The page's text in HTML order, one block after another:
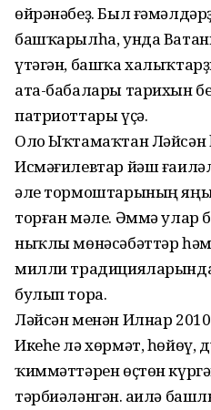
өйрәнәбеҙ. Был
башҡарылһа, унда
үтәгән, башҡа
ата-бабалары тарихын
патриоттары үҫә.
Оло Ыҡтамаҡтан Ләйсән
Исмәғилевтар йәш
әле тормоштарының
торған мәле. Әммә улар
ныҡлы мөнәсәбәттәр
милли
булып тора.
Ләйсән менән Илнар
Икеһе лә хөрмәт, һөйөү,
ҡиммәттәрен өҫтөн
тәрбиәләнгән. Ғаилә